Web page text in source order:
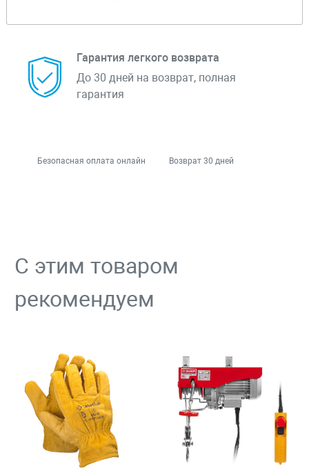
Гарантия легкого возврата
До 30 дней на возврат, полная
гарантия
Безопасная оплата онлайн Возврат 30 дней
С этим товаром
рекомендуем